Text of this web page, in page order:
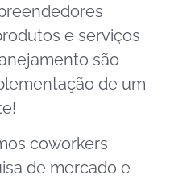
e serviços
são
de um
coworkers
de mercado e